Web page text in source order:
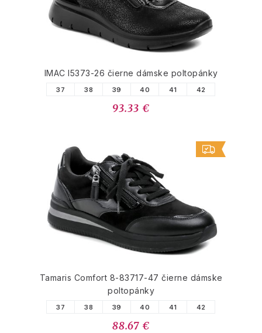
IMAC I5373-26 čierne dámske poltopánky
37 38 39 40 41 42
93.33 €
Tamaris Comfort 8-83717-47 čierne dámske
poltopánky
37 38 39 40 41 42
88.67 €